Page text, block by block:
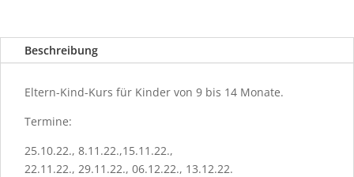
Beschreibung
Eltern-Kind-Kurs für Kinder von 9 bis 14 Monate.
Termine:
25.10.22., 8.11.22.,15.11.22.,
22.11.22., 29.11.22., 06.12.22., 13.12.22.